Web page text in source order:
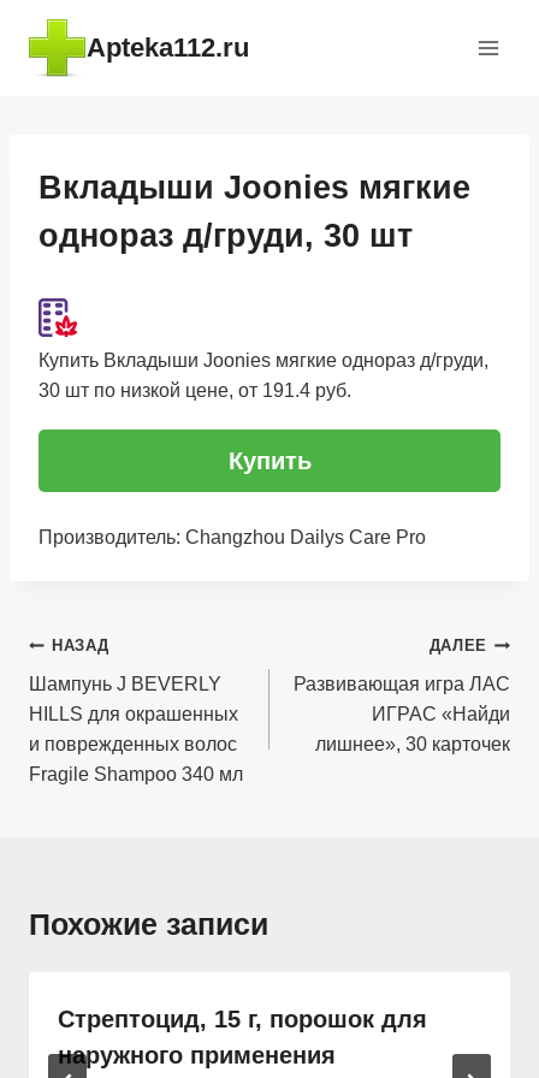
Перейти
содержимому
Apteka112.ru
Вкладыши Joonies мягкие
однораз д/груди, 30 шт
Купить Вкладыши Joonies мягкие однораз д/груди,
30 шт по низкой цене, от 191.4 руб.
Купить
Производитель: Changzhou Dailys Care Pro
Навигация
по
записям
НАЗАД
Шампунь J BEVERLY
HILLS для окрашенных
и поврежденных волос
Fragile Shampoo 340 мл
ДАЛЕЕ
Развивающая игра ЛАС
ИГРАС «Найди
лишнее», 30 карточек
Похожие записи
Стрептоцид, 15 г, порошок для
наружного применения